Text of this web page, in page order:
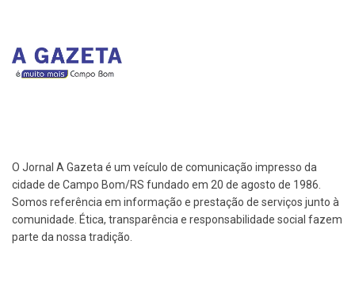
O Jornal A Gazeta é um veículo de comunicação impresso da
cidade de Campo Bom/RS fundado em 20 de agosto de 1986.
Somos referência em informação e prestação de serviços junto à
comunidade. Ética, transparência e responsabilidade social fazem
parte da nossa tradição.